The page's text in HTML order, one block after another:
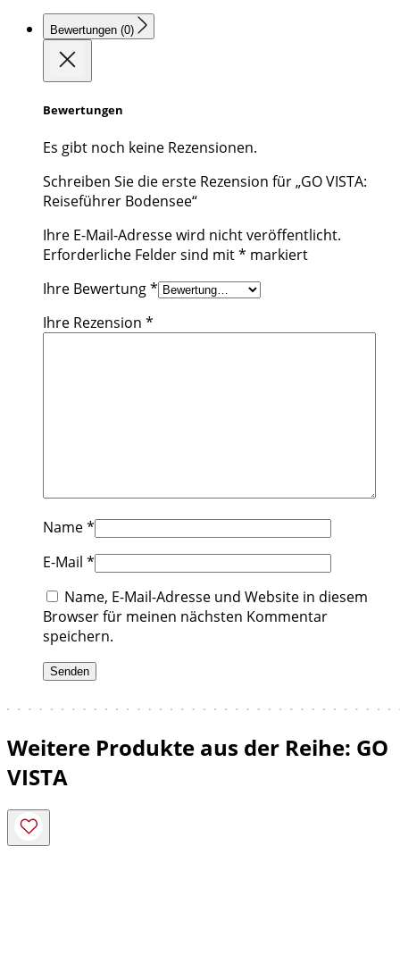
Bewertungen (0)
Bewertungen
Es gibt noch keine Rezensionen.
Schreiben Sie die erste Rezension für „GO VISTA:
Reiseführer Bodensee“
Ihre E-Mail-Adresse wird nicht veröffentlicht.
Erforderliche Felder sind mit* markiert
Ihre Bewertung*
Ihre Rezension *
Name*
E-Mail *
Name, E-Mail-Adresse und Website in diesem
Browser für meinen nächsten Kommentar
speichern.
Weitere Produkte aus der Reihe: GO
VISTA